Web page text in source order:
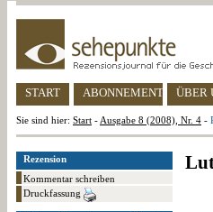
START ABONNEMENT ÜBER
Sie sind hier: Start - Ausgabe 8 (2008), Nr. 4 -
Rezension
Kommentar schreiben
Druckfassung